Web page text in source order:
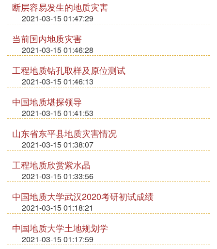
断层容易发生的地质灾害
2021-03-15 01:47:29
当前国内地质灾害
2021-03-15 01:46:28
工程地质钻孔取样及原位测试
2021-03-15 01:46:13
中国地质堪探领导
2021-03-15 01:41:53
山东省东平县地质灾害情况
2021-03-15 01:38:07
工程地质欣赏紫水晶
2021-03-15 01:33:56
中国地质大学武汉2020考研初试成绩
2021-03-15 01:18:21
中国地质大学土地规划学
2021-03-15 01:17:59